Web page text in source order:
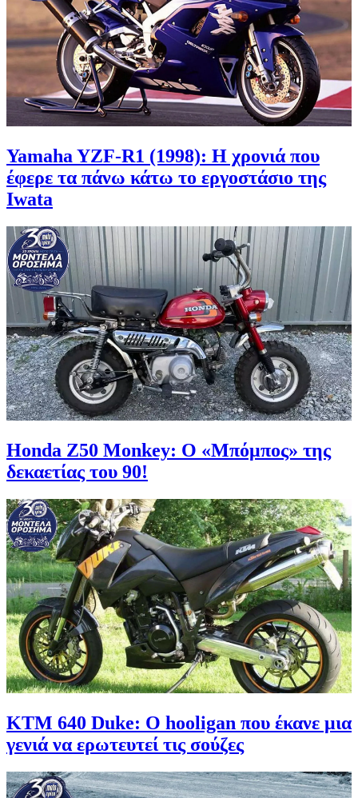
Yamaha YZF-R1 (1998): Η χρονιά που
έφερε τα πάνω κάτω το εργοστάσιο της
Iwata
Honda Z50 Monkey: Ο «Μπόμπος» της
δεκαετίας του 90!
KTM 640 Duke: Ο hooligan που έκανε μια
γενιά να ερωτευτεί τις σούζες